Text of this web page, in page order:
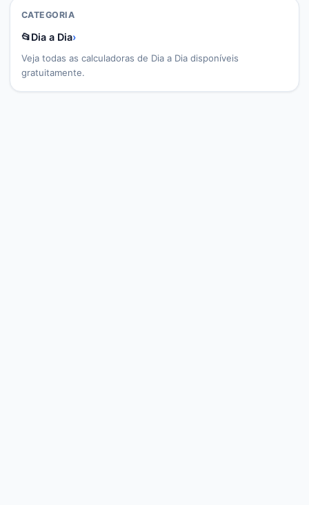
CATEGORIA
📂Dia a Dia›
Veja todas as calculadoras de Dia a Dia disponíveis
gratuitamente.